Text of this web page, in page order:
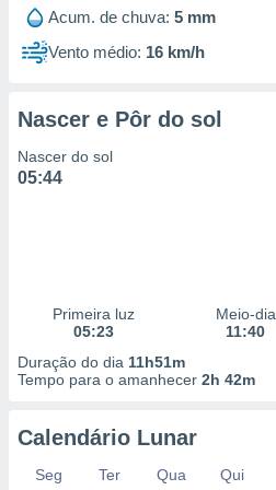
utilizar
criar
ou
de dados
e melhorar
dados
Acum. de chuva: 5 mm
Vento médio: 16 km/h
Nascer e Pôr do sol
Nascer do sol
05:44
Primeira luz
05:23
Meio-dia
11:40
Duração do dia 11h51m
Tempo para o amanhecer 2h 42m
Calendário Lunar
Seg Ter Qua Qui